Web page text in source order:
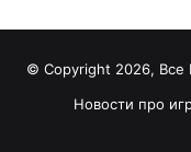
© Copyright 2026,
Новости про